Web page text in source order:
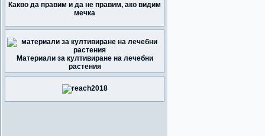
Какво да правим и да не правим, ако видим
мечка
Материали за култивиране на лечебни
растения